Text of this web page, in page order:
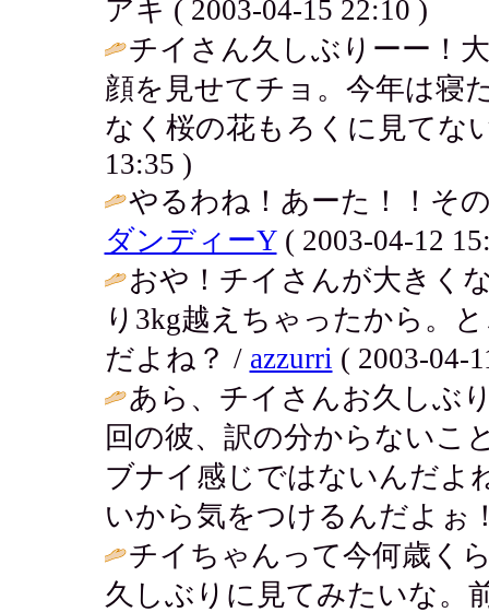
アキ ( 2003-04-15 22:10 )
チイさん久しぶりーー！
顔を見せてチョ。今年は寝
なく桜の花もろくに見てな
13:35 )
やるわね！あーた！！そ
ダンディーY( 2003-04-12
おや！チイさんが大きく
り3kg越えちゃったから。
だよね？ / azzurri ( 2003-04-
あら、チイさんお久しぶ
回の彼、訳の分からない
ブナイ感じではないんだよ
いから気をつけるんだよぉ
チイちゃんって今何歳く
久しぶりに見てみたいな。